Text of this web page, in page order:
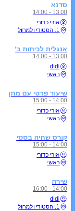
סדנא
13:00 - 14:00
אורי כדורי
1. הסטודיו למחול
אנגלית לכיתות ב'
13:00 - 14:00
didi
ראשי
שיעור פרטי עם מתן
14:00 - 15:00
אורי כדורי
ראשי
קורס שחיה בססי
14:00 - 15:00
אורי כדורי
ראשי
שירה
14:00 - 16:00
didi
1. הסטודיו למחול